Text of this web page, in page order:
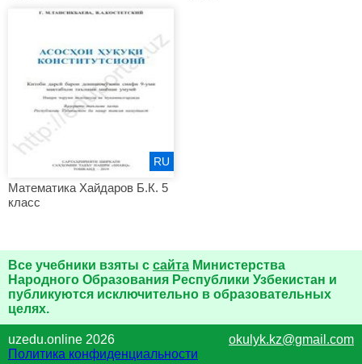
Математика Хайдаров Б.К. 5
класс
RU
Все учебники взяты с сайта Министерства
Народного Образования Республики Узбекистан и
публикуются исключительно в образовательных
целях.
uzedu.online 2026
okulyk.kz@gmail.com
Политика конфиденциальности